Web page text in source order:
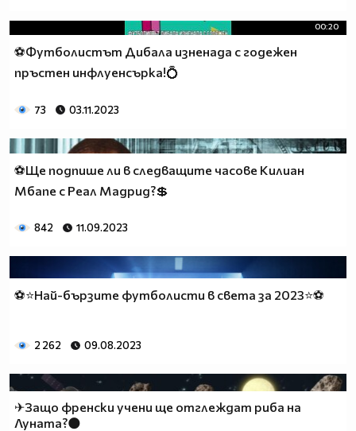
00:20
⚽Футболистът Дибала изненада с годежен
пръстен инфлуенсърка!💍
73 03.11.2023
⚽Ще подпише ли в следващите часове Килиан
Мбапе с Реал Мадрид?💲
842 11.09.2023
⚽⭐Най-бързите футболисти в света за 2023⭐⚽
2 262 09.08.2023
✈Защо френски учени ще отглеждат риба на
Луната?🌑